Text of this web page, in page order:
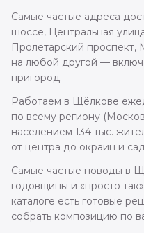
Самые частые адреса
шоссе, Центральная
Пролетарский проспект,
на любой другой —
пригород.
Работаем в Щёлкове
по всему региону
населением 134 тыс.
от центра до окраин и
Самые частые поводы в
годовщины и «просто
каталоге есть готовые
собрать композицию по